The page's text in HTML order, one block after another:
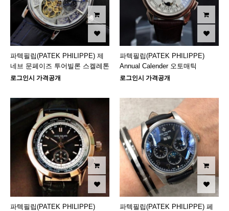
파텍필립(PATEK PHILIPPE) 제
네브 문페이즈 투어빌론 스켈레톤
로그인시 가격공개
파텍필립(PATEK PHILIPPE)
Annual Calender 오토매틱
로그인시 가격공개
파텍필립(PATEK PHILIPPE)
파텍필립(PATEK PHILIPPE) 페